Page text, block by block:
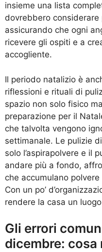
insieme una lista
dovrebbero
assicurando che ogni
ricevere gli ospiti e a
accogliente.
Il periodo natalizio è
riflessioni e rituali di
spazio non solo fisico
preparazione per il
che talvolta vengono
settimanale. Le pulizie
solo l’aspirapolvere e il
andare più a fondo,
che accumulano polvere
Con un po’
rendere la casa un
Gli errori
dicembre: cosa